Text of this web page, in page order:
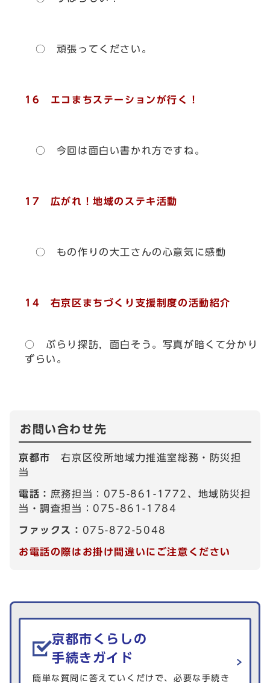
○ 頑張ってください。
16 エコまちステーションが行く！
○ 今回は面白い書かれ方ですね。
17 広がれ！地域のステキ活動
○ もの作りの大工さんの心意気に感動
14 右京区まちづくり支援制度の活動紹介
○ ぶらり探訪，面白そう。写真が暗くて分かり
ずらい。
お問い合わせ先
京都市右京区役所地域力推進室総務・防災担
当
電話： 庶務担当：075-861-1772、地域防災担
当・調査担当：075-861-1784
ファックス： 075-872-5048
お電話の際はお掛け間違いにご注意ください
生活情報を探す
京都市くらしの
手続きガイド
簡単な質問に答えていくだけで、必要な手続き